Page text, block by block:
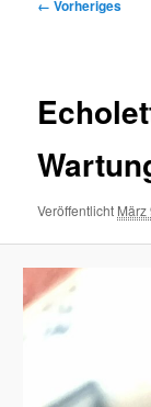
← Vorheriges
Veröffentlicht März